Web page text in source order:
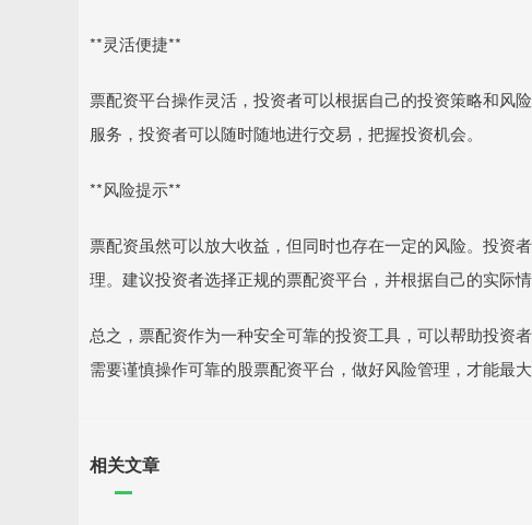
**灵活便捷**
票配资平台操作灵活，投资者可以根据自己的投资策略和风
服务，投资者可以随时随地进行交易，把握投资机会。
**风险提示**
票配资虽然可以放大收益，但同时也存在一定的风险。投资
理。建议投资者选择正规的票配资平台，并根据自己的实际情
总之，票配资作为一种安全可靠的投资工具，可以帮助投资
需要谨慎操作可靠的股票配资平台，做好风险管理，才能最大
相关文章